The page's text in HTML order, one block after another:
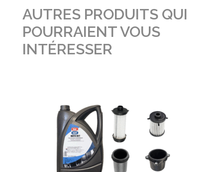
AUTRES PRODUITS QUI
POURRAIENT VOUS
INTÉRESSER